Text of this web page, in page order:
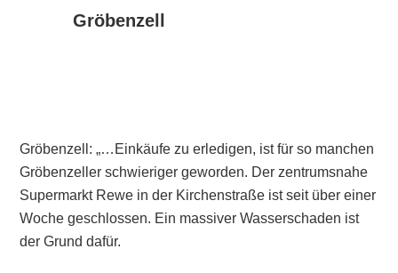
Gröbenzell
Gröbenzell: „…Einkäufe zu erledigen, ist für so manchen
Gröbenzeller schwieriger geworden. Der zentrumsnahe
Supermarkt Rewe in der Kirchenstraße ist seit über einer
Woche geschlossen. Ein massiver Wasserschaden ist
der Grund dafür.